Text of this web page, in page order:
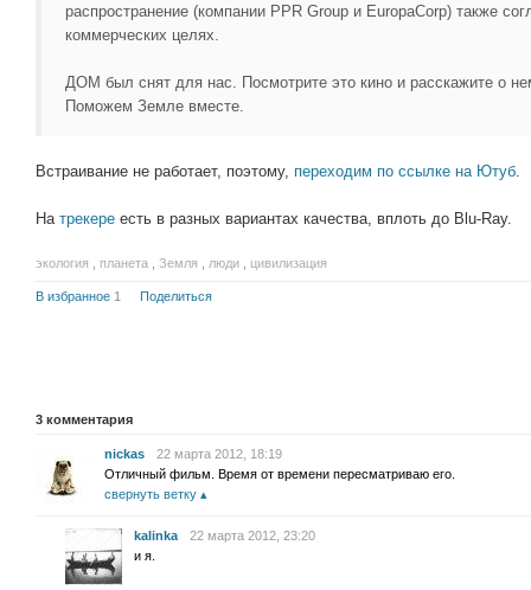
распространение (компании PPR Group и EuropaCorp) также
коммерческих целях.
ДОМ был снят для нас. Посмотрите это кино и расскажите о
Поможем Земле вместе.
Встраивание не работает, поэтому, переходим по ссылке на Ютуб.
На трекере есть в разных вариантах качества, вплоть до Blu-Ray.
экология планета Земля люди цивилизация
В избранное 1 Поделиться
3 комментария
nickas
22 марта 2012, 18:19
Отличный фильм. Время от времени пересматриваю его.
свернуть ветку
kalinka
22 марта 2012, 23:20
и я.